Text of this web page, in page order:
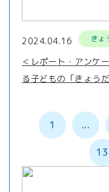
2024.04.16 きょ
＜レポート・アンケ
る子どもの「きょう
1 ...
13